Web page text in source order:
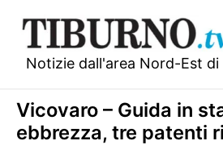
contenuto
Notizie dall'area Nord-Est di
Vicovaro – Guida in
ebbrezza, tre patenti